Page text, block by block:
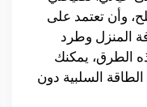
وأن تعتمد على
المنزل وطرد
الطرق، يمكنك
السلبية دون